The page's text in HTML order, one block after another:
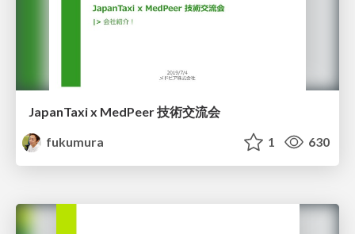
JapanTaxi x MedPeer 技術交流会
fukumura
1 630